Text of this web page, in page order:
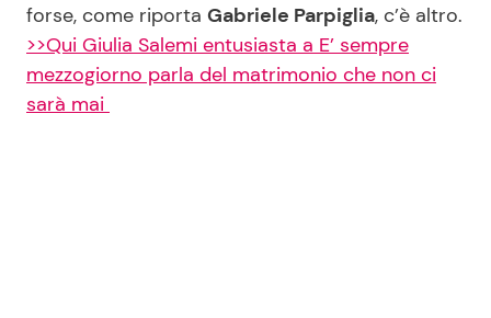
forse, come riporta Gabriele Parpiglia, c’è altro.
>>Qui Giulia Salemi entusiasta a E’ sempre
mezzogiorno parla del matrimonio che non ci
sarà mai